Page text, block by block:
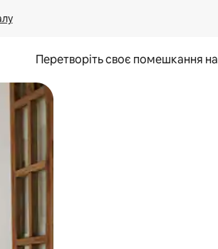
Перетворіть своє помешкання